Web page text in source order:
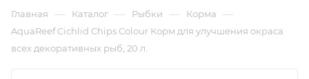
Главная — Каталог — Рыбки — Корма —
AquaReef Cichlid Chips Colour Корм для улучшения окраса
всех декоративных рыб, 20 л.